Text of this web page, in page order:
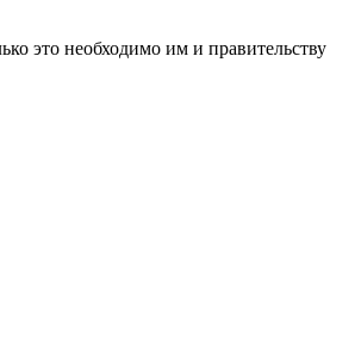
это необходимо им и правительству